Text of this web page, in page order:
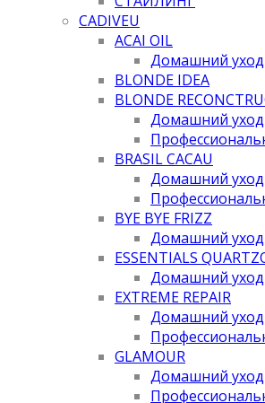
CADIVEU
ACAI OIL
Домашний уход
BLONDE IDEA
BLONDE
Домашний уход
BRASIL CACAU
Домашний уход
BYE BYE FRIZZ
Домашний уход
ESSENTIALS
Домашний уход
EXTREME REPAIR
Домашний уход
GLAMOUR
Домашний уход